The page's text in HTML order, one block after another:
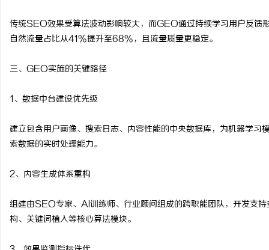
传统SEO效果受算法波动影响较大，而GEO通过持续学习用户反馈
自然流量占比从41%提升至68%，且流量质量更稳定。
三、GEO实施的关键路径
1、数据中台建设优先级
建立包含用户画像、搜索日志、内容性能的中央数据库，为机器学
索数据的实时处理能力。
2、内容生成体系重构
组建由SEO专家、AI训练师、行业顾问组成的跨职能团队，开发支
构、关键词植入等核心算法模块。